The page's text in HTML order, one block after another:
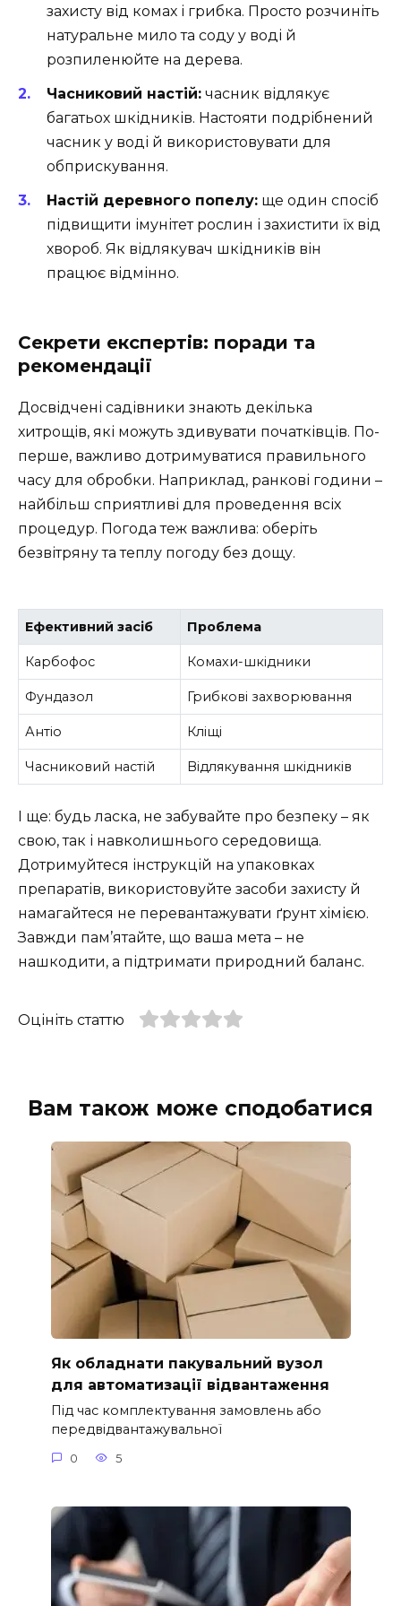
захисту від комах і грибка. Просто розчиніть
натуральне мило та соду у воді й
розпиленюйте на дерева.
Часниковий настій: часник відлякує
багатьох шкідників. Настояти подрібнений
часник у воді й використовувати для
обприскування.
Настій деревного попелу: ще один спосіб
підвищити імунітет рослин і захистити їх від
хвороб. Як відлякувач шкідників він
працює відмінно.
Секрети експертів: поради та
рекомендації
Досвідчені садівники знають декілька
хитрощів, які можуть здивувати початківців. По-
перше, важливо дотримуватися правильного
часу для обробки. Наприклад, ранкові години –
найбільш сприятливі для проведення всіх
процедур. Погода теж важлива: оберіть
безвітряну та теплу погоду без дощу.
Ефективний засіб Проблема
Карбофос Комахи-шкідники
Фундазол Грибкові захворювання
Антіо Кліщі
Часниковий настій Відлякування шкідників
І ще: будь ласка, не забувайте про безпеку – як
свою, так і навколишнього середовища.
Дотримуйтеся інструкцій на упаковках
препаратів, використовуйте засоби захисту й
намагайтеся не перевантажувати ґрунт хімією.
Завжди пам’ятайте, що ваша мета – не
нашкодити, а підтримати природний баланс.
Оцініть статтю
Вам також може сподобатися
Як обладнати пакувальний вузол
для автоматизації відвантаження
Під час комплектування замовлень або
передвідвантажувальної
0 5